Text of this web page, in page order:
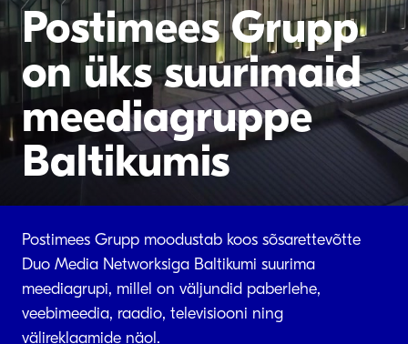
Postimees Grupp
on üks suurimaid
meediagruppe
Baltikumis
Postimees Grupp moodustab koos sõsarettevõtte
Duo Media Networksiga Baltikumi suurima
meediagrupi, millel on väljundid paberlehe,
veebimeedia, raadio, televisiooni ning
välireklaamide näol.